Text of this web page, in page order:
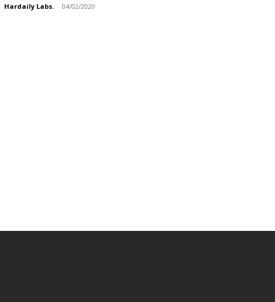
Hardaily Labs. - 04/02/2020